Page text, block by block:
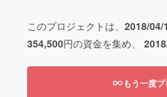
このプロジェクトは、 2018/04/
354,500円の資金を集め、
もう一度